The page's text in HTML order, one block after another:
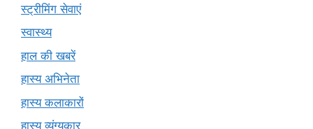
स्ट्रीमिंग सेवाएं
स्वास्थ्य
हाल की खबरें
हास्य अभिनेता
हास्य कलाकारों
हास्य व्यंग्यकार